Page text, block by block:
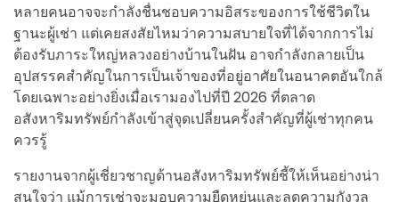
หลายคนอาจจะกำลังชื่นชอบความอิสระของการใช้ชีวิตใน
ฐานะผู้เช่า แต่เคยสงสัยไหมว่าความสบายใจที่ได้จากการไม่
ต้องรับภาระใหญ่หลวงอย่างบ้านในฝัน อาจกำลังกลายเป็น
อุปสรรคสำคัญในการเป็นเจ้าของที่อยู่อาศัยในอนาคตอันใกล้
โดยเฉพาะอย่างยิ่งเมื่อเรามองไปที่ปี 2026 ที่ตลาด
อสังหาริมทรัพย์กำลังเข้าสู่จุดเปลี่ยนครั้งสำคัญที่ผู้เช่าทุกคน
ควรรู้
รายงานจากผู้เชี่ยวชาญด้านอสังหาริมทรัพย์ชี้ให้เห็นอย่างน่า
สนใจว่า แม้การเช่าจะมอบความยืดหยุ่นและลดความกังวล